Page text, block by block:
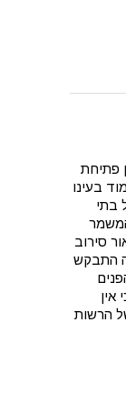
פתיחת
בעינו
בתי
סירוב
התבקש
אין
הרשות